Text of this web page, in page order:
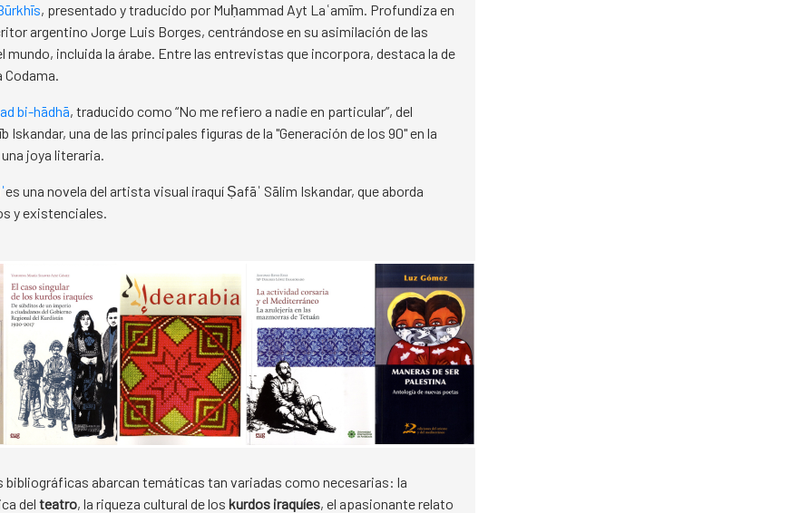
, presentado y traducido por Muḥammad Ayt Laʿamīm. Profundiza en
argentino Jorge Luis Borges, centrándose en su asimilación de las
mundo, incluida la árabe. Entre las entrevistas que incorpora, destaca la de
Codama.
bi-hādhā, traducido como “No me refiero a nadie en particular”, del
Iskandar, una de las principales figuras de la "Generación de los 90" en la
joya literaria.
es una novela del artista visual iraquí Ṣafāˈ Sālim Iskandar, que aborda
y existenciales.
bibliográficas abarcan temáticas tan variadas como necesarias: la
del teatro, la riqueza cultural de los kurdos iraquíes, el apasionante relato